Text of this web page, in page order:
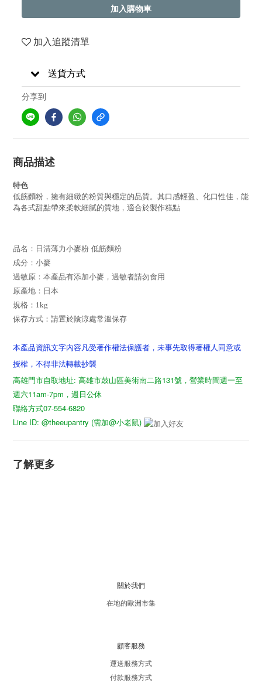
加入購物車
加入追蹤清單
送貨方式
分享到
商品描述
特色
低筋麵粉，擁有細緻的粉質與穩定的品質。其口感輕盈、化口性佳，能
為各式甜點帶來柔軟細膩的質地，適合於製作糕點
品名：日清薄力小麥粉 低筋麵粉
成分： 小麥
過敏原：本產品有添加小麥，過敏者請勿食用
原產地：日本
規格 ：1kg
保存方式：請置於陰涼處常溫保存
本產品資訊文字內容凡受著作權法保護者，未事先取得著權人同意或
授權，不得非法轉載抄襲
高雄門市自取地址: 高雄市鼓山區美術南二路131號，營業時間週一至
週六11am-7pm，週日公休
聯絡方式07-554-6820
Line ID: @theeupantry (需加@小老鼠)
了解更多
關於我們
在地的歐洲市集
顧客服務
運送服務方式
付款服務方式